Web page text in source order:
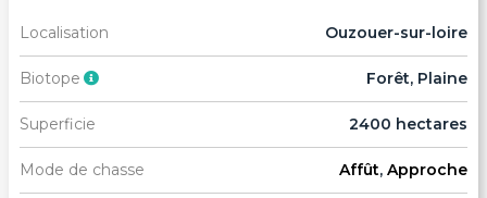
Localisation Ouzouer-sur-loire
Biotope Forêt, Plaine
Superficie 2400 hectares
Mode de chasse Affût, Approche